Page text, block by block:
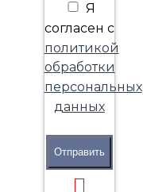
Я
согласен с
политикой
обработки
персональных
данных
Отправить